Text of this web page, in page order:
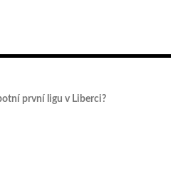
první ligu v Liberci?